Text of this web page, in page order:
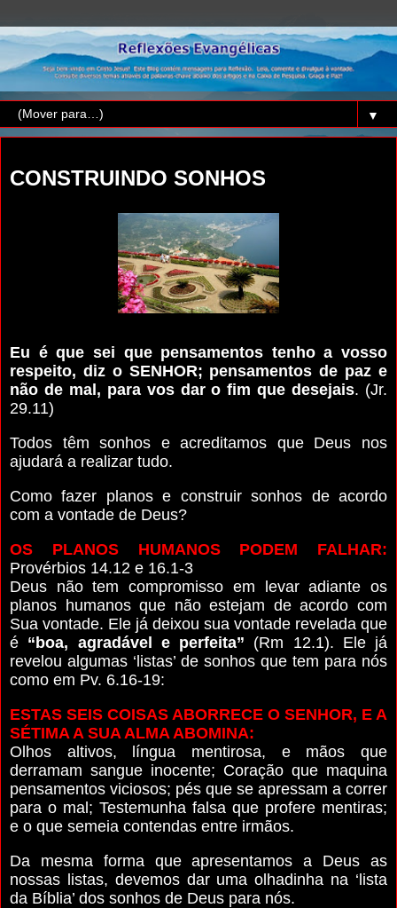
▼
CONSTRUINDO SONHOS
Eu é que sei que pensamentos tenho a vosso
respeito, diz o SENHOR; pensamentos de paz e
não de mal, para vos dar o fim que desejais. (Jr.
29.11)
Todos têm sonhos e acreditamos que Deus nos
ajudará a realizar tudo.
Como fazer planos e construir sonhos de acordo
com a vontade de Deus?
OS PLANOS HUMANOS PODEM FALHAR:
Provérbios 14.12 e 16.1-3
Deus não tem compromisso em levar adiante os
planos humanos que não estejam de acordo com
Sua vontade. Ele já deixou sua vontade revelada que
é “boa, agradável e perfeita” (Rm 12.1). Ele já
revelou algumas ‘listas’ de sonhos que tem para nós
como em Pv. 6.16-19:
ESTAS SEIS COISAS ABORRECE O SENHOR, E A
SÉTIMA A SUA ALMA ABOMINA:
Olhos altivos, língua mentirosa, e mãos que
derramam sangue inocente; Coração que maquina
pensamentos viciosos; pés que se apressam a correr
para o mal; Testemunha falsa que profere mentiras;
e o que semeia contendas entre irmãos.
Da mesma forma que apresentamos a Deus as
nossas listas, devemos dar uma olhadinha na ‘lista
da Bíblia’ dos sonhos de Deus para nós.